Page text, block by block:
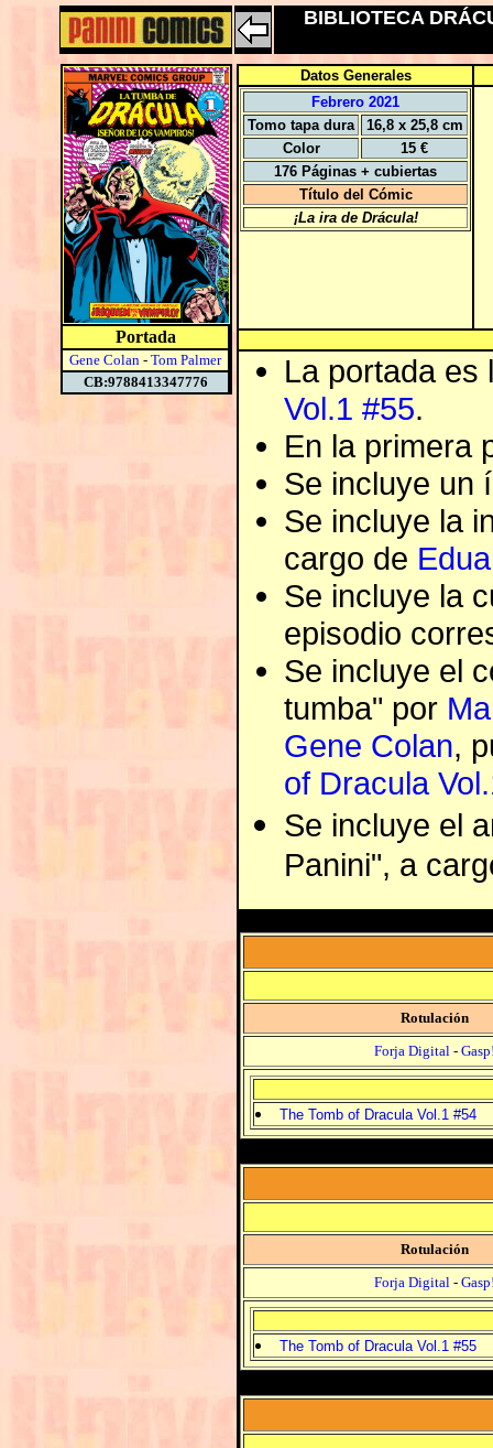
BIBLIOTECA
Portada
Gene Colan - Tom Palmer
CB:9788413347776
Datos Generales
Febrero 2021
Tomo tapa dura
16,8 x 25,8 cm
Color
15 €
176 Páginas + cubiertas
Título del Cómic
¡La ira de Drácula!
La portada
Vol.1 #55.
En la primera
Se incluye un
Se incluye la
cargo de
Se incluye la
episodio
Se incluye el
tumba" por
Gene Colan,
of Dracula
Se incluye el
Panini", a
Rotulación
Forja Digital-
The Tomb of Dracula Vol.1 #54
Rotulación
Forja Digital-
The Tomb of Dracula Vol.1 #55